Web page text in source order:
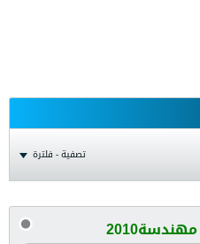
تصفية - فلترة
مهندسة2010